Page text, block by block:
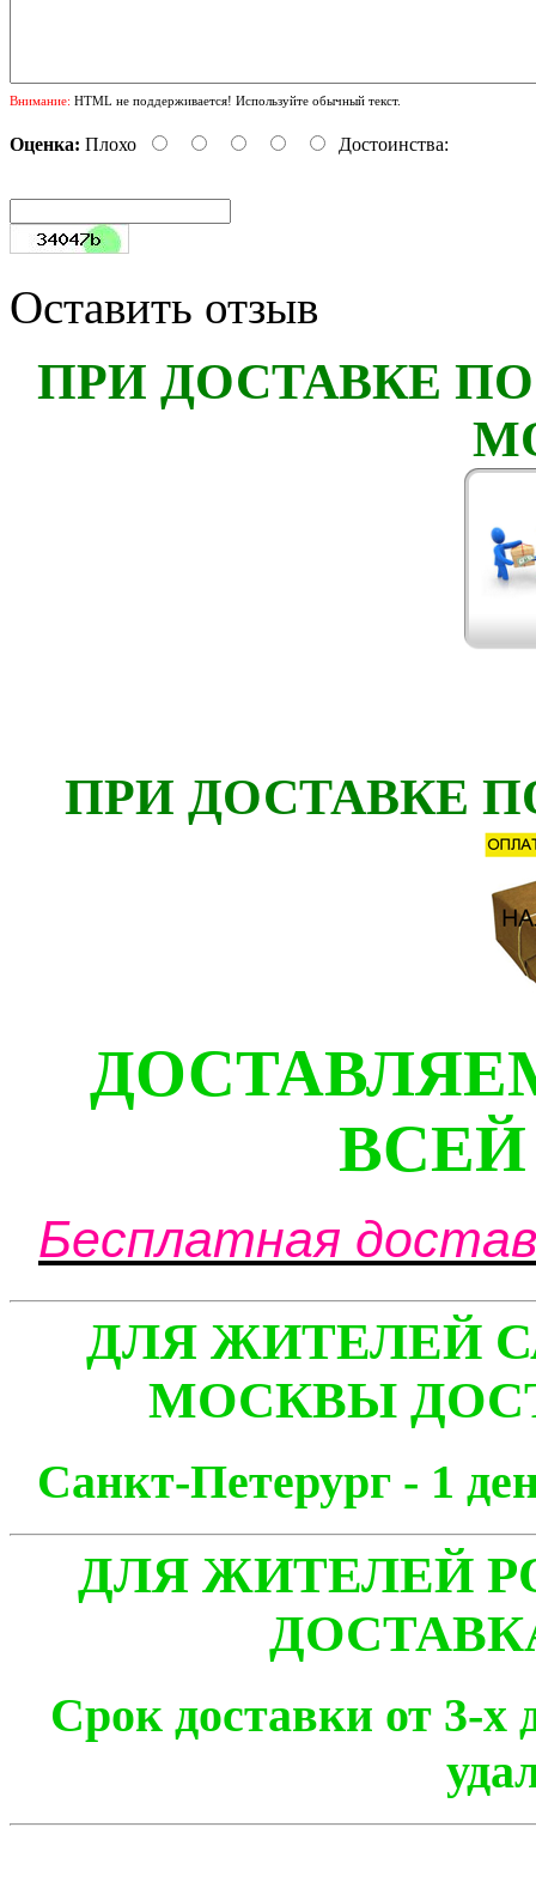
Внимание: HTML не поддерживается! Используйте обычный текст.
Оценка: Плохо Достоинства:
Оставить отзыв
ПРИ ДОСТАВКЕ
ПРИ ДОСТАВКЕ
Бесплатная
ДЛЯ ЖИТЕЛЕЙ
МОСКВЫ
Санкт-Петерург -
ДЛЯ ЖИТЕЛЕЙ
Срок доставки от 3-х